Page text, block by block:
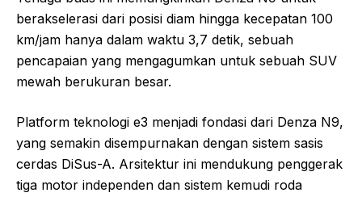
berakselerasi dari posisi diam hingga kecepatan 100
km/jam hanya dalam waktu 3,7 detik, sebuah
pencapaian yang mengagumkan untuk sebuah SUV
mewah berukuran besar.
Platform teknologi e3 menjadi fondasi dari Denza N9,
yang semakin disempurnakan dengan sistem sasis
cerdas DiSus-A. Arsitektur ini mendukung penggerak
tiga motor independen dan sistem kemudi roda